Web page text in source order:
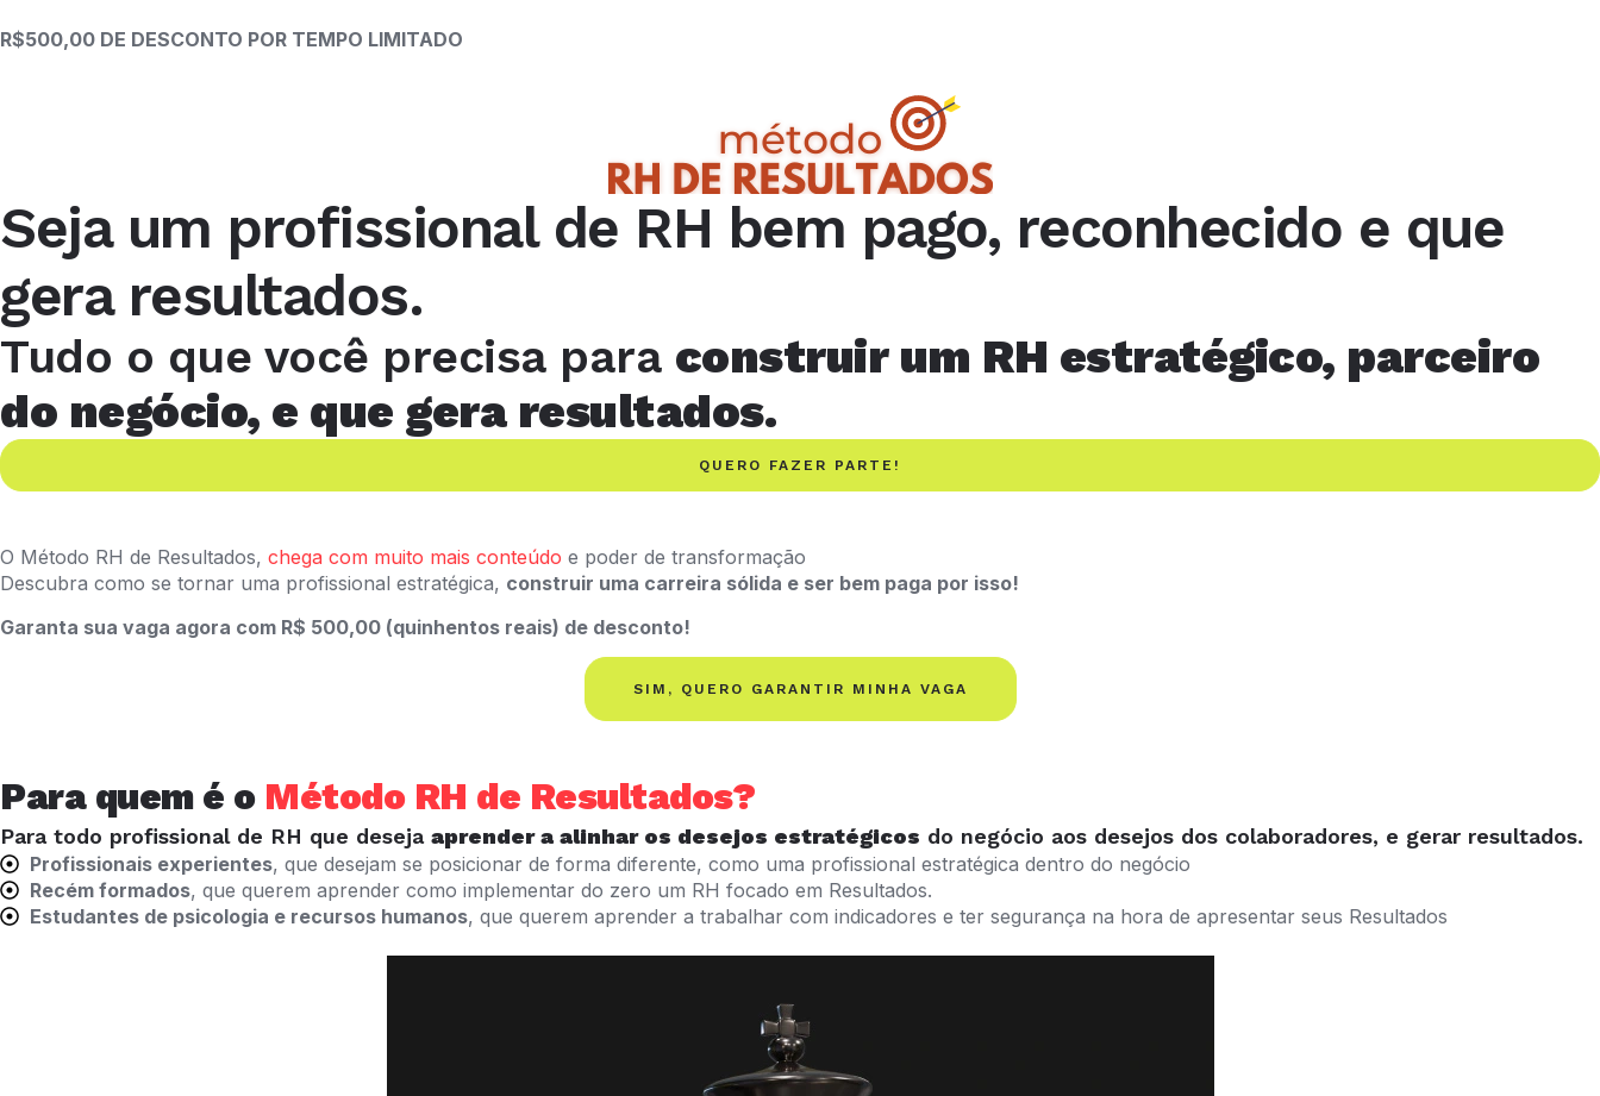
R$500,00 DE DESCONTO POR TEMPO LIMITADO
Seja um profissional de RH bem pago, reconhecido e que
gera resultados.
Tudo o que você precisa para construir um RH estratégico, parceiro
do negócio, e que gera resultados.
QUERO FAZER PARTE!
O Método RH de Resultados, chega com muito mais conteúdo e poder de transformação
Descubra como se tornar uma profissional estratégica, construir uma carreira sólida e ser bem paga por isso!
Garanta sua vaga agora com R$ 500,00 (quinhentos reais) de desconto!
SIM, QUERO GARANTIR MINHA VAGA
Para quem é o Método RH de Resultados?
Para todo profissional de RH que deseja aprender a alinhar os desejos estratégicos do negócio aos desejos dos colaboradores, e gerar resultados.
Profissionais experientes, que desejam se posicionar de forma diferente, como uma profissional estratégica dentro do negócio
Recém formados, que querem aprender como implementar do zero um RH focado em Resultados.
Estudantes de psicologia e recursos humanos, que querem aprender a trabalhar com indicadores e ter segurança na hora de apresentar seus Resultados